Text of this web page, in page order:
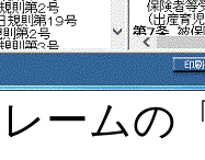
ームの「